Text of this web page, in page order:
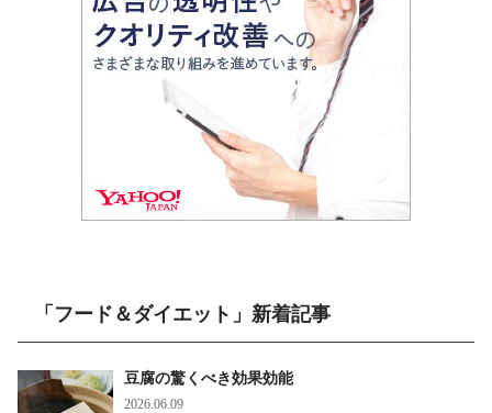
「フード＆ダイエット」新着記事
豆腐の驚くべき効果効能
2026.06.09